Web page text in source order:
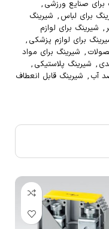
برای صنایع ورزشی ,
برای لباس , شیرینگ
, شیرینگ برای لوازم
برای لوازم پزشکی ,
, شیرینگ برای مواد
, شیرینگ پلاستیکی ,
آب , شیرینگ قابل انعطاف